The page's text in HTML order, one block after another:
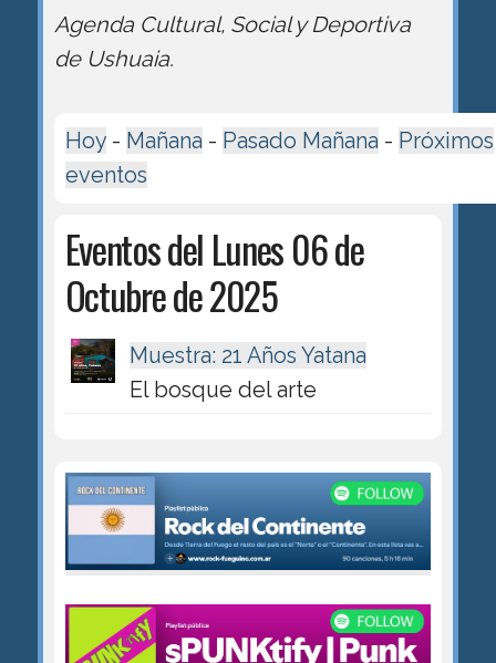
Agenda Cultural, Social y Deportiva
de Ushuaia.
Hoy- Mañana - Pasado Mañana - Próximos
eventos
Eventos del Lunes 06 de
Octubre de 2025
Muestra: 21 Años Yatana
El bosque del arte